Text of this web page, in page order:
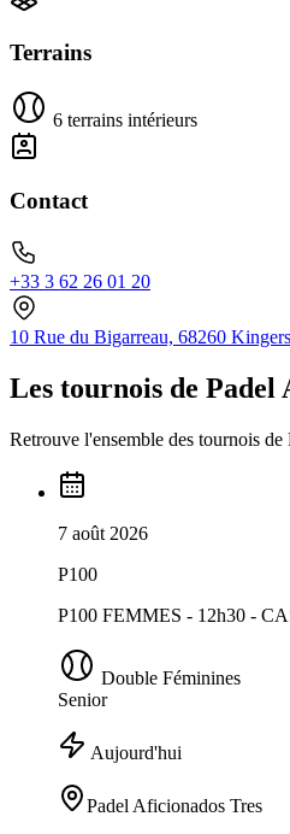
Terrains
6 terrains intérieurs
Contact
+33 3 62 26 01 20
10 Rue du Bigarreau, 68260
Les tournois de Padel
Retrouve l'ensemble des tournois
7 août 2026
P100
P100 FEMMES - 12h30 -
Double Féminines
Senior
Aujourd'hui
Padel Aficionados Tres